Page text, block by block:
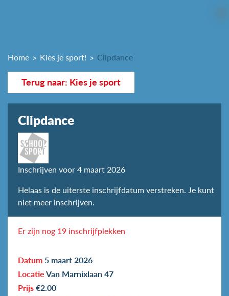
Home Kies je sport! Clipdance
Terug naar: Kies je sport
Clipdance
Inschrijven voor 4 maart 2026
Helaas is de uiterste inschrijfdatum verstreken. Je kunt
niet meer inschrijven.
Er zijn nog 19 inschrijfplekken
Datum 5 maart 2026
Locatie Van Marnixlaan 47
Prijs €2.00